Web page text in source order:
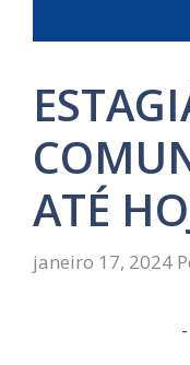
ATÉ
janeiro 17, 2024